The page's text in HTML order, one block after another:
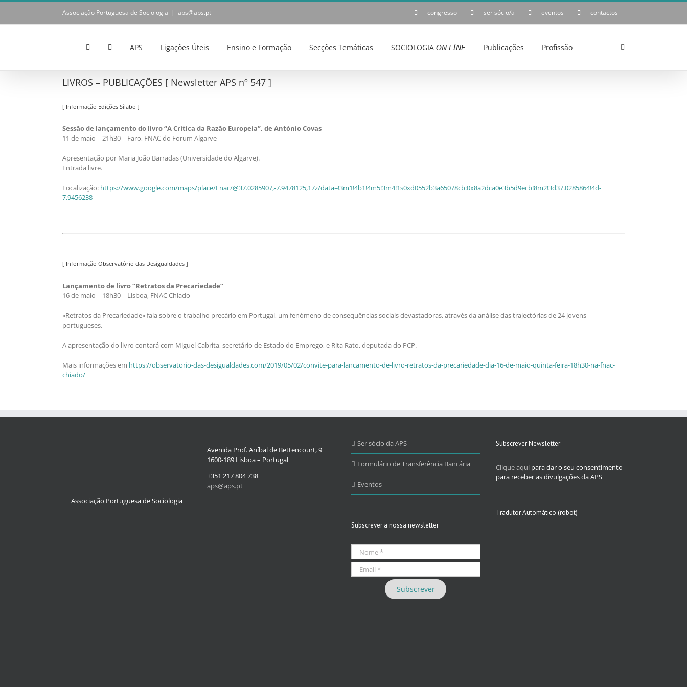
Skip
content
Associação Portuguesa de Sociologia | aps@aps.pt congresso ser sócio/a eventos contactos
APS Ligações Úteis Ensino e Formação Secções Temáticas SOCIOLOGIA 𝘖𝘕 𝘓𝘐𝘕𝘌 Publicações Profissão
LIVROS – PUBLICAÇÕES [ Newsletter APS nº 547 ]
[ Informação Edições Sílabo ]
Sessão de lançamento do livro “A Crítica da Razão Europeia”, de António Covas
11 de maio – 21h30 – Faro, FNAC do Forum Algarve
Apresentação por Maria João Barradas (Universidade do Algarve).
Entrada livre.
Localização: https://www.google.com/maps/place/Fnac/@37.0285907,-7.9478125,17z/data=!3m1!4b1!4m5!3m4!1s0xd0552b3a65078cb:0x8a2dca0e3b5d9ecb!8m2!3d37.0285864!4d-
7.9456238
[ Informação Observatório das Desigualdades ]
Lançamento de livro “Retratos da Precariedade”
16 de maio – 18h30 – Lisboa, FNAC Chiado
«Retratos da Precariedade» fala sobre o trabalho precário em Portugal, um fenómeno de consequências sociais devastadoras, através da análise das trajectórias de 24 jovens
portugueses.
A apresentação do livro contará com Miguel Cabrita, secretário de Estado do Emprego, e Rita Rato, deputada do PCP.
Mais informações em https://observatorio-das-desigualdades.com/2019/05/02/convite-para-lancamento-de-livro-retratos-da-precariedade-dia-16-de-maio-quinta-feira-18h30-na-fnac-
chiado/
Associação Portuguesa de Sociologia
Avenida Prof. Aníbal de Bettencourt, 9
1600-189 Lisboa – Portugal
+351 217 804 738
aps@aps.pt
Ser sócio da APS
Formulário de Transferência Bancária
Eventos
Subscrever a nossa newsletter
Subscrever Newsletter
Clique aqui para dar o seu consentimento
para receber as divulgações da APS
Tradutor Automático (robot)